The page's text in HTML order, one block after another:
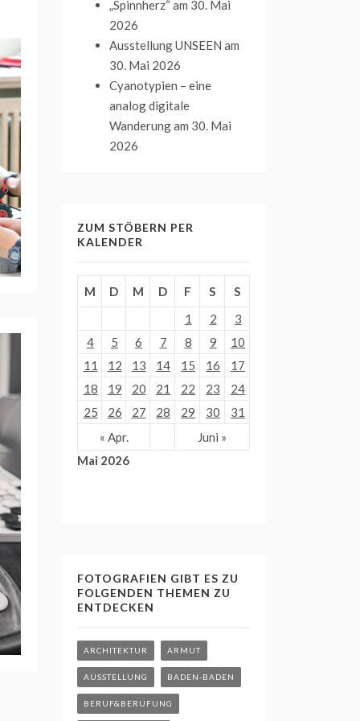
„Spinnherz“ am 30. Mai
2026
Ausstellung UNSEEN am
30. Mai 2026
Cyanotypien – eine
analog digitale
Wanderungam 30. Mai
2026
ZUM STÖBERN PER
KALENDER
Mai 2026
M D M D F S
S
1
2
3
4
5 6 7 8 9
10
11
12 13 14 15 16
17
18
19 20 21 22 23
24
25
26 27 28 29 30
31
« Apr.
Juni »
FOTOGRAFIEN GIBT ES ZU
FOLGENDEN THEMEN ZU
ENTDECKEN
ARCHITEKTUR ARMUT
AUSSTELLUNG BADEN-BADEN
BERUF&BERUFUNG